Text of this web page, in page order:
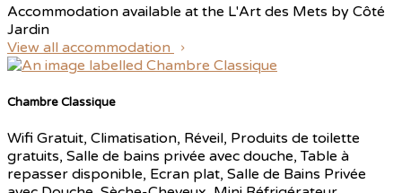
Accommodation available at the L'Art des Mets by Côté
Jardin
View all accommodation
Chambre Classique
Wifi Gratuit, Climatisation, Réveil, Produits de toilette
gratuits, Salle de bains privée avec douche, Table à
repasser disponible, Ecran plat, Salle de Bains Privée